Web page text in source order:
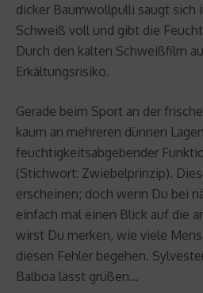
dicker Baumwollpulli saugt sich
Schweiß voll und gibt die
Durch den kalten Schweißfilm
Erkältungsrisiko.
Gerade beim Sport an der
kaum an mehreren dünnen
feuchtigkeitsabgebender
(Stichwort: Zwiebelprinzip).
erscheinen; doch wenn Du bei
einfach mal einen Blick auf die
wirst Du merken, wie viele
diesen Fehler begehen.
Balboa lässt grüßen…